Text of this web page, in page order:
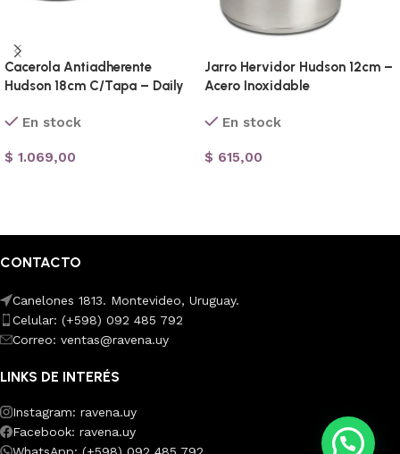
Cacerola Antiadherente
Hudson 18cm C/Tapa – Daily
En stock
$ 1.069,00
Jarro Hervidor Hudson 12cm –
Acero Inoxidable
En stock
$ 615,00
CONTACTO
Canelones 1813. Montevideo, Uruguay.
Celular: (+598) 092 485 792
Correo: ventas@ravena.uy
LINKS DE INTERÉS
Instagram: ravena.uy
Facebook: ravena.uy